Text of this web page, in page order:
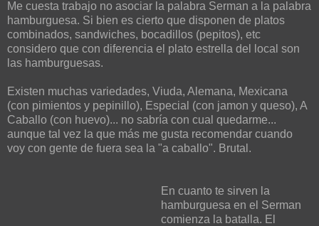
Me cuesta trabajo no asociar la palabra Serman a la palabra
hamburguesa. Si bien es cierto que disponen de platos
combinados, sandwiches, bocadillos (pepitos), etc
considero que con diferencia el plato estrella del local son
las hamburguesas.
Existen muchas variedades, Viuda, Alemana, Mexicana
(con pimientos y pepinillo), Especial (con jamon y queso), A
Caballo (con huevo)... no sabría con cual quedarme...
aunque tal vez la que más me gusta recomendar cuando
voy con gente de fuera sea la "a caballo". Brutal.
En cuanto te sirven la
hamburguesa en el Serman
comienza la batalla. El